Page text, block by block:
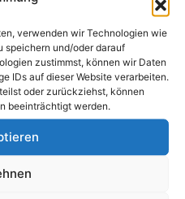
verwenden wir Technologien wie
speichern und/oder darauf
zustimmst, können wir Daten
IDs auf dieser Website verarbeiten.
oder zurückziehst, können
beeinträchtigt werden.
läutet Frühling in Potsdam
an der Adria